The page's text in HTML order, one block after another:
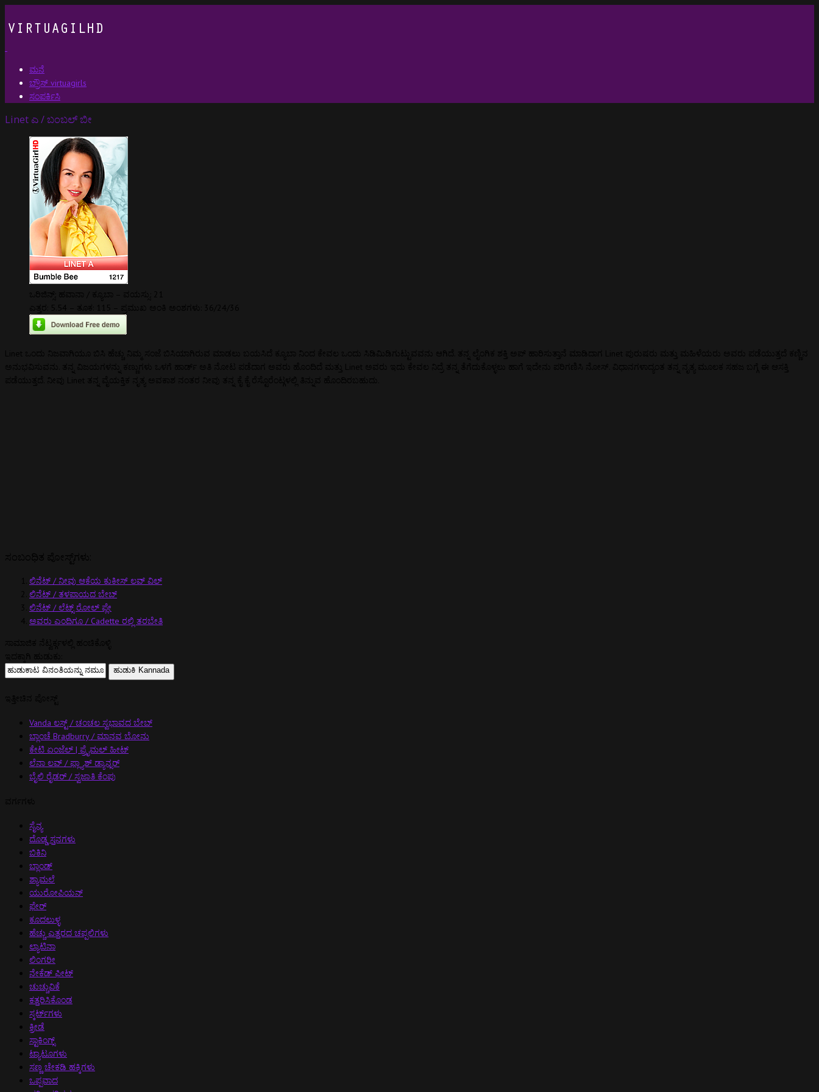
ಮನೆ
ಬ್ರೌಸ್ virtuagirls
ಸಂಪರ್ಕಿಸಿ
Linet ಎ / ಬಂಬಲ್ ಬೀ
ಲಿನೆಟ್ / ನೀವು ಆಕೆಯ ಕುಕೀಸ್ ಲವ್ ವಿಲ್
ಲಿನೆಟ್ / ತಳಪಾಯದ ಬೇಬ್
ಲಿನೆಟ್ / ಲೆಟ್ಸ್ ರೋಲ್ ಪ್ಲೇ
ಅವರು ಎಂದಿಗೂ / Cadette ರಲ್ಲಿ ತರಬೇತಿ
Vanda ಲಸ್ಟ್ / ಚಂಚಲ ಸ್ವಭಾವದ ಬೇಬ್
ಬ್ಲಾಂಚೆ Bradburry / ಮಾನವ ಬೋನು
ಕೇಟಿ ಏಂಜೆಲ್ | ಪ್ರೈಮಲ್ ಹೀಟ್
ಲೆನಾ ಲವ್ / ಫ್ಲ್ಯಾಶ್ ಡ್ಯಾನ್ಸರ್
ಬೈಲಿ ರೈಡರ್ / ಸ್ವಜಾತಿ ಕೆಂಪು
ಸೈನ್ಯ
ದೊಡ್ಡ ಸ್ತನಗಳು
ಬಿಕಿನಿ
ಬ್ಲಾಂಡ್
ಶ್ಯಾಮಲೆ
ಯುರೋಪಿಯನ್
ಫೇರ್
ಕೂದಲುಳ್ಳ
ಹೆಚ್ಚು ಎತ್ತರದ ಚಪ್ಪಲಿಗಳು
ಲ್ಯಾಟಿನಾ
ಲಿಂಗರೀ
ನೇಕೆಡ್ ಫೀಟ್
ಚುಚ್ಚುವಿಕೆ
ಕತ್ತರಿಸಿಕೊಂಡ
ಸ್ಕರ್ಟ್‌ಗಳು
ಕ್ರೀಡೆ
ಸ್ಟಾಕಿಂಗ್ಸ್
ಟ್ಯಾಟೂಗಳು
ಸಣ್ಣ ಚೇಕಡಿ ಹಕ್ಕಿಗಳು
ಒಪ್ಪವಾದ